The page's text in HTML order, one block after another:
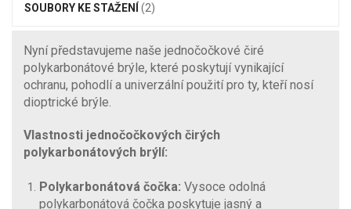
SOUBORY KE STAŽENÍ (2)
Nyní představujeme naše jednočočkové čiré
polykarbonátové brýle, které poskytují vynikající
ochranu, pohodlí a univerzální použití pro ty, kteří nosí
dioptrické brýle.
Vlastnosti jednočočkových čirých
polykarbonátových brýlí:
Polykarbonátová čočka: Vysoce odolná
polykarbonátová čočka poskytuje jasný a